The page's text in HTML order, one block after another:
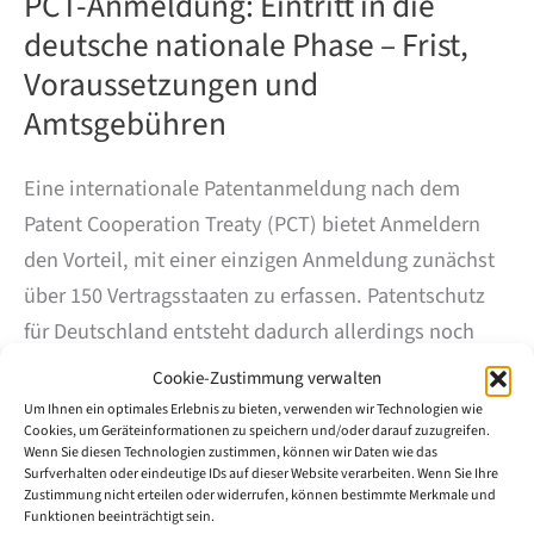
Cookie-Zustimmung verwalten
Um Ihnen ein optimales Erlebnis zu bieten, verwenden wir Technologien wie
Cookies, um Geräteinformationen zu speichern und/oder darauf zuzugreifen.
Wenn Sie diesen Technologien zustimmen, können wir Daten wie das
Surfverhalten oder eindeutige IDs auf dieser Website verarbeiten. Wenn Sie Ihre
Zustimmung nicht erteilen oder widerrufen, können bestimmte Merkmale und
Funktionen beeinträchtigt sein.
deutsche nationale Phase – Frist,
Voraussetzungen und
Amtsgebühren
Eine internationale Patentanmeldung nach dem
Patent Cooperation Treaty (PCT) bietet Anmeldern
den Vorteil, mit einer einzigen Anmeldung zunächst
über 150 Vertragsstaaten zu erfassen. Patentschutz
für Deutschland entsteht dadurch allerdings noch
nicht. Spätestens am Ende der internationalen Phase
muss die Anmeldung in die nationale Phase vor dem
Deutschen Patent- und Markenamt (DPMA) oder in
die europäische regionale Phase vor dem
Europäischen Patentamt (EPA) überführt werden. Wer